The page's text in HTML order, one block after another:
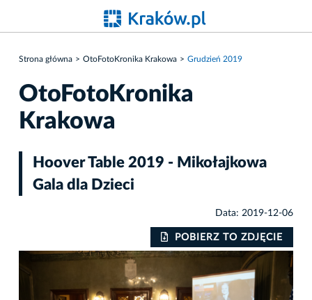
Strona główna OtoFotoKronika Krakowa Grudzień 2019
OtoFotoKronika
Krakowa
Hoover Table 2019 - Mikołajkowa
Gala dla Dzieci
Data: 2019-12-06
POBIERZ TO ZDJĘCIE